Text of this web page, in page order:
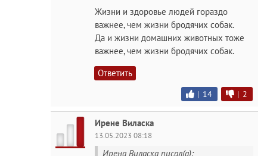
Жизни и здоровье людей гораздо
важнее, чем жизни бродячих собак.
Да и жизни домашних животных тоже
важнее, чем жизни бродячих собак.
Ответить
| 14 | 2
Ирене Виласка
13.05.2023 08:18
Ирена Виласка писал(а):